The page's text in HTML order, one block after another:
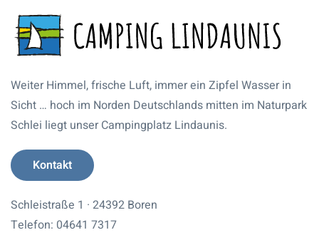
Weiter Himmel, frische Luft, immer ein Zipfel Wasser in
Sicht … hoch im Norden Deutschlands mitten im Naturpark
Schlei liegt unser Campingplatz Lindaunis.
Kontakt
Schleistraße 1 · 24392 Boren
Telefon: 04641 7317